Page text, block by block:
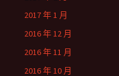
2017 年 1 月
2016 年 12 月
2016 年 11 月
2016 年 10 月